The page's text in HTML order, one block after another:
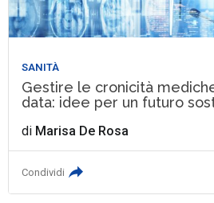
SANITÀ
Gestire le cronicità
data: idee per un futuro
di Marisa De Rosa
Condividi